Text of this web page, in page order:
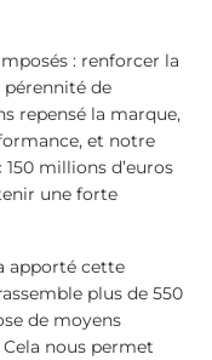
: renforcer la
de
repensé la marque,
et notre
millions d’euros
une forte
apporté cette
plus de 550
de moyens
nous permet